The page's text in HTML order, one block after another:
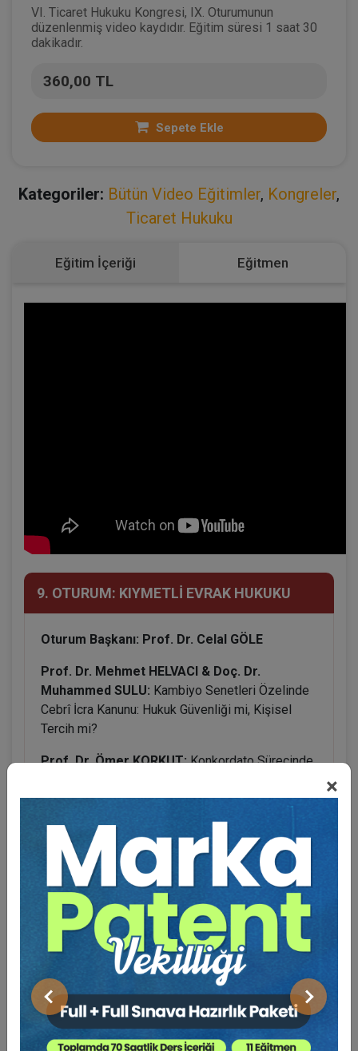
×
Önceki Sonraki
VI. Ticaret Hukuku Kongresi, IX. Oturumunun
düzenlenmiş video kaydıdır. Eğitim süresi 1 saat 30
dakikadır.
360,00 TL
Sepete Ekle
Kategoriler: Bütün Video Eğitimler, Kongreler,
Ticaret Hukuku
Eğitim İçeriği Eğitmen
9. OTURUM: KIYMETLİ EVRAK HUKUKU
Oturum Başkanı: Prof. Dr. Celal GÖLE
Prof. Dr. Mehmet HELVACI & Doç. Dr.
Muhammed SULU: Kambiyo Senetleri Özelinde
Cebrî İcra Kanunu: Hukuk Güvenliği mi, Kişisel
Tercih mi?
Prof. Dr. Ömer KORKUT:Konkordato Sürecinde
Gecikmiş Ciroyla ilgili Sorunlar
BENZER VIDEO EĞITIMLER
Video Eğitim Abonesi Ol: Sadece 5490 TL / Yıllık